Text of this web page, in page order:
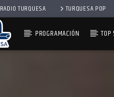
RADIO TURQUESA TURQUESA POP
PROGRAMACIÓN